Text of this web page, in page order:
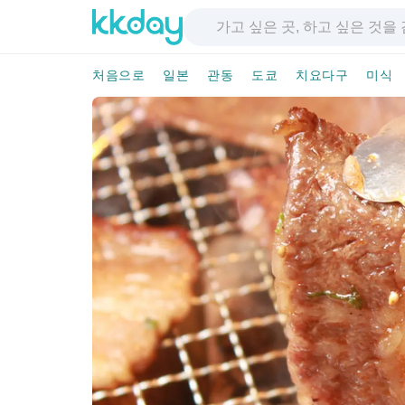
처음으로 일본 관동 도쿄 치요다구 미식